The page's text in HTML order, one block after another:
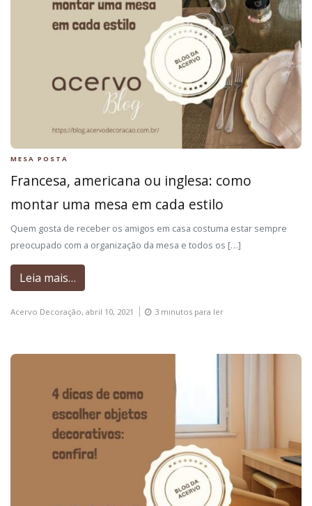
MESA POSTA
Francesa, americana ou inglesa: como
montar uma mesa em cada estilo
Quem gosta de receber os amigos em casa costuma estar sempre
preocupado com a organização da mesa e todos os […]
Leia mais…
Acervo Decoração, abril 10, 2021 3 minutos para ler